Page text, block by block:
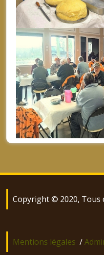
Copyright © 2020, Tous
Mentions légales /